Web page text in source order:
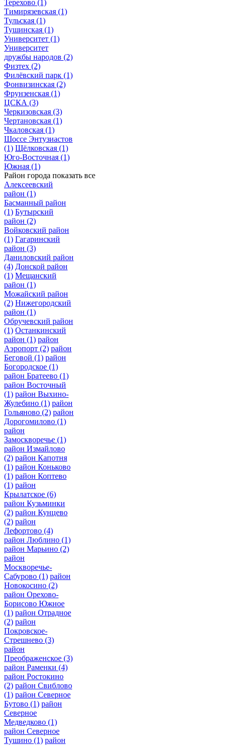
Терехово (1)
Тимирязевская (1)
Тульская (1)
Тушинская (1)
Университет (1)
Университет
дружбы народов (2)
Физтех (2)
Филёвский парк (1)
Фонвизинская (2)
Фрунзенская (1)
ЦСКА (3)
Черкизовская (3)
Чертановская (1)
Чкаловская (1)
Шоссе Энтузиастов
(1) Щёлковская (1)
Юго-Восточная (1)
Южная (1)
Район города показать все
Алексеевский
район (1)
Басманный район
(1) Бутырский
район (2)
Войковский район
(1) Гагаринский
район (3)
Даниловский район
(4) Донской район
(1) Мещанский
район (1)
Можайский район
(2) Нижегородский
район (1)
Обручевский район
(1) Останкинский
район (1) район
Аэропорт (2) район
Беговой (1) район
Богородское (1)
район Братеево (1)
район Восточный
(1) район Выхино-
Жулебино (1) район
Гольяново (2) район
Дорогомилово (1)
район
Замоскворечье (1)
район Измайлово
(2) район Капотня
(1) район Коньково
(1) район Коптево
(1) район
Крылатское (6)
район Кузьминки
(2) район Кунцево
(2) район
Лефортово (4)
район Люблино (1)
район Марьино (2)
район
Москворечье-
Сабурово (1) район
Новокосино (2)
район Орехово-
Борисово Южное
(1) район Отрадное
(2) район
Покровское-
Стрешнево (3)
район
Преображенское (3)
район Раменки (4)
район Ростокино
(2) район Свиблово
(1) район Северное
Бутово (1) район
Северное
Медведково (1)
район Северное
Тушино (1) район